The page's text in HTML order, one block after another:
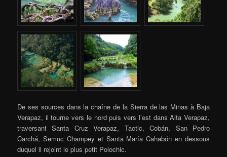
De ses sources dans la chaîne de la Sierra de las Minas à Baja
Verapaz, il tourne vers le nord puis vers l’est dans Alta Verapaz,
traversant Santa Cruz Verapaz, Tactic, Cobán, San Pedro
Carchá, Semuc Champey et Santa María Cahabón en dessous
duquel il rejoint le plus petit Polochic.